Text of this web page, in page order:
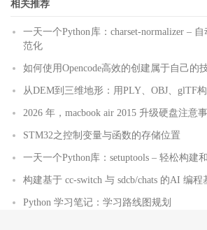
相关推荐
一天一个Python库：charset-normalizer –
范化
如何使用Opencode高效的创建属于自己的
从DEM到三维地形：用PLY、OBJ、glTF
2026 年，macbook air 2015 升级硬盘注意
STM32之控制变量与函数的存储位置
一天一个Python库：setuptools – 轻松构建
构建基于 cc-switch 与 sdcb/chats 的AI 编程
Python 学习笔记：学习路线图规划